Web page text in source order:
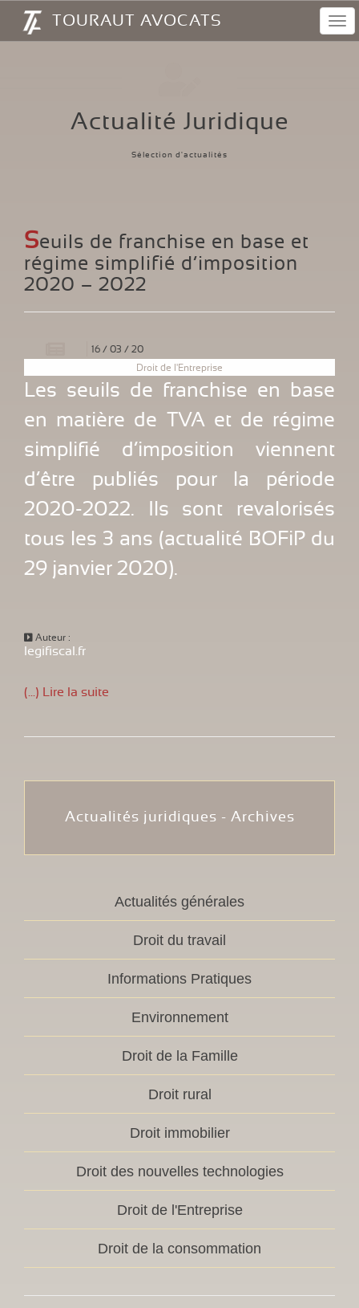
TOURAUT AVOCATS
Actualité Juridique
Sélection d'actualités
Seuils de franchise en base et
régime simplifié d’imposition
2020 – 2022
16 /03 /20
Droit de l'Entreprise
Les seuils de franchise en base
en matière de TVA et de régime
simplifié d’imposition viennent
d’être publiés pour la période
2020-2022. Ils sont revalorisés
tous les 3 ans (actualité BOFiP du
29 janvier 2020).
Auteur :
legifiscal.fr
(...) Lire la suite
Actualités juridiques - Archives
Actualités générales
Droit du travail
Informations Pratiques
Environnement
Droit de la Famille
Droit rural
Droit immobilier
Droit des nouvelles technologies
Droit de l'Entreprise
Droit de la consommation